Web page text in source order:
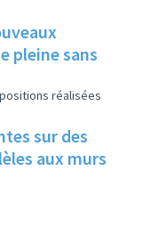
pleine sans
réalisées
sur des
aux murs